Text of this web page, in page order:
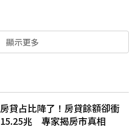
顯示更多
房貸占比降了！房貸餘額卻衝
15.25兆 專家揭房市真相